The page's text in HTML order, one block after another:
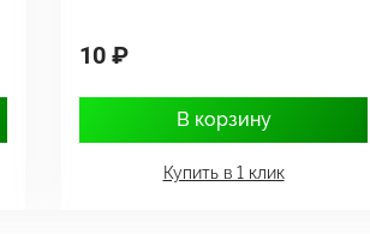
10 ₽
В корзину
Купить в 1 клик